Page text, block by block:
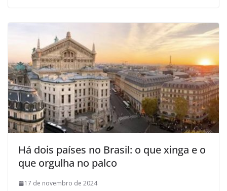
Há dois países no Brasil: o que xinga e o
que orgulha no palco
17 de novembro de 2024